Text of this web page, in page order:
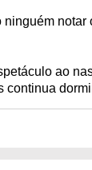
ninguém notar
ao
continua